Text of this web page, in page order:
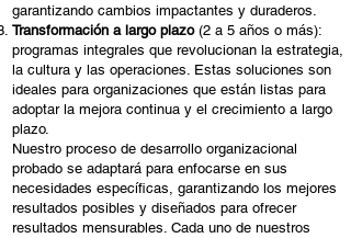
garantizando cambios impactantes y duraderos.
Transformación a largo plazo(2 a 5 años o más):
programas integrales que revolucionan la estrategia,
la cultura y las operaciones. Estas soluciones son
ideales para organizaciones que están listas para
adoptar la mejora continua y el crecimiento a largo
plazo.
Nuestro proceso de desarrollo organizacional
probado se adaptará para enfocarse en sus
necesidades específicas, garantizando los mejores
resultados posibles y diseñados para ofrecer
resultados mensurables. Cada uno de nuestros